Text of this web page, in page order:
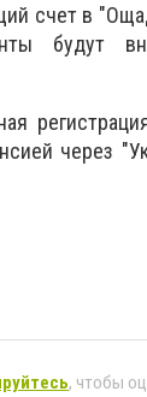
счет в
будут
через
, чтобы